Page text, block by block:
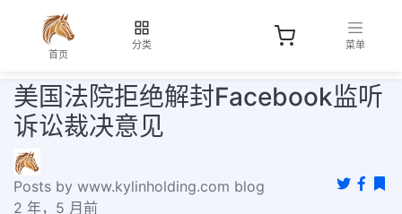
首页
分类 菜单
美国法院拒绝解封Facebook监听
诉讼裁决意见
Posts by www.kylinholding.com blog
2 年，5 月前